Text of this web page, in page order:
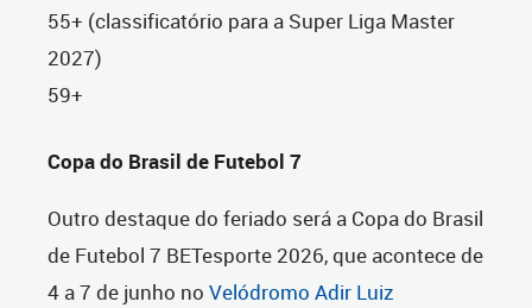
55+ (classificatório para a Super Liga Master
2027)
59+
Copa do Brasil de Futebol 7
Outro destaque do feriado será a Copa do Brasil
de Futebol 7 BETesporte 2026, que acontece de
4 a 7 de junho no Velódromo Adir Luiz